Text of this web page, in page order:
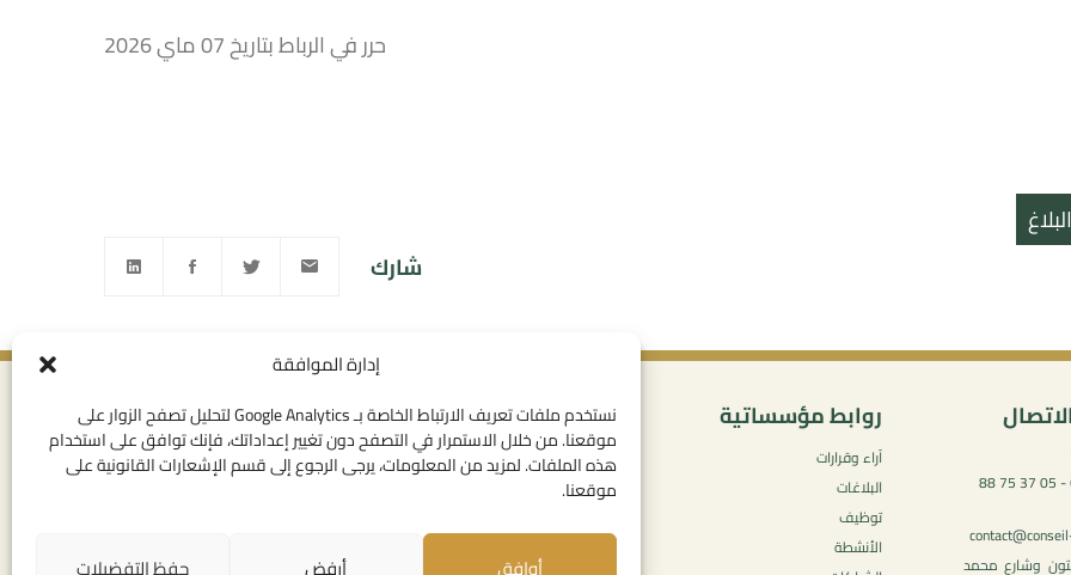
إدارة الموافقة
نستخدم ملفات تعريف الارتباط الخاصة بـ Google Analytics لتحليل تصفح الزوار على
موقعنا. من خلال الاستمرار في التصفح دون تغيير إعداداتك، فإنك توافق على استخدام
هذه الملفات. لمزيد من المعلومات، يرجى الرجوع إلى قسم الإشعارات القانونية على
موقعنا.
حرر في الرباط بتاريخ 07 ماي 2026
شارك
05 37 75 61 62 - 05 37 75 88
وشارع محمد
روابط مؤسساتية
آراء وقرارات
البلاغات
توظيف
الأنشطة
المحتوى القانوني
سياسة الخصوصية
شروط الاستخدام العامة
روابط مفيدة
الإتصال بنا